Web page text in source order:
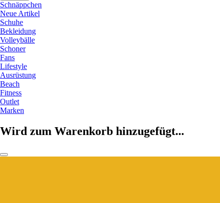
Schnäppchen
Neue Artikel
Schuhe
Bekleidung
Volleybälle
Schoner
Fans
Lifestyle
Ausrüstung
Beach
Fitness
Outlet
Marken
Wird zum Warenkorb hinzugefügt...